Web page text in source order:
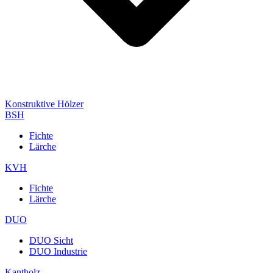
Konstruktive Hölzer
BSH
Fichte
Lärche
KVH
Fichte
Lärche
DUO
DUO Sicht
DUO Industrie